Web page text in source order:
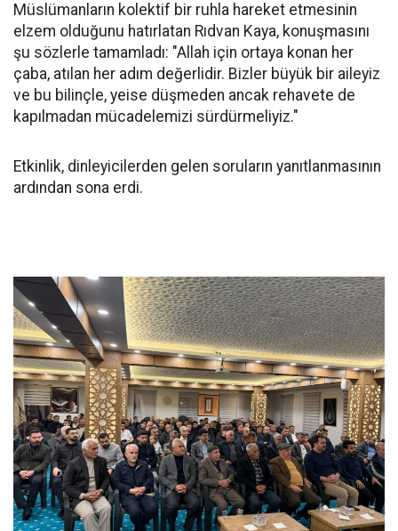
Müslümanların kolektif bir ruhla hareket etmesinin
elzem olduğunu hatırlatan Rıdvan Kaya, konuşmasını
şu sözlerle tamamladı: "Allah için ortaya konan her
çaba, atılan her adım değerlidir. Bizler büyük bir aileyiz
ve bu bilinçle, yeise düşmeden ancak rehavete de
kapılmadan mücadelemizi sürdürmeliyiz."
Etkinlik, dinleyicilerden gelen soruların yanıtlanmasının
ardından sona erdi.